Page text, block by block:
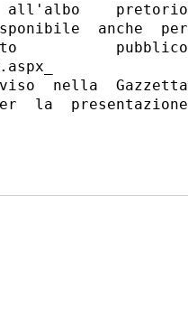
all'albo    pretorio
anche  per
pubblico
nella  Gazzetta
la  presentazione